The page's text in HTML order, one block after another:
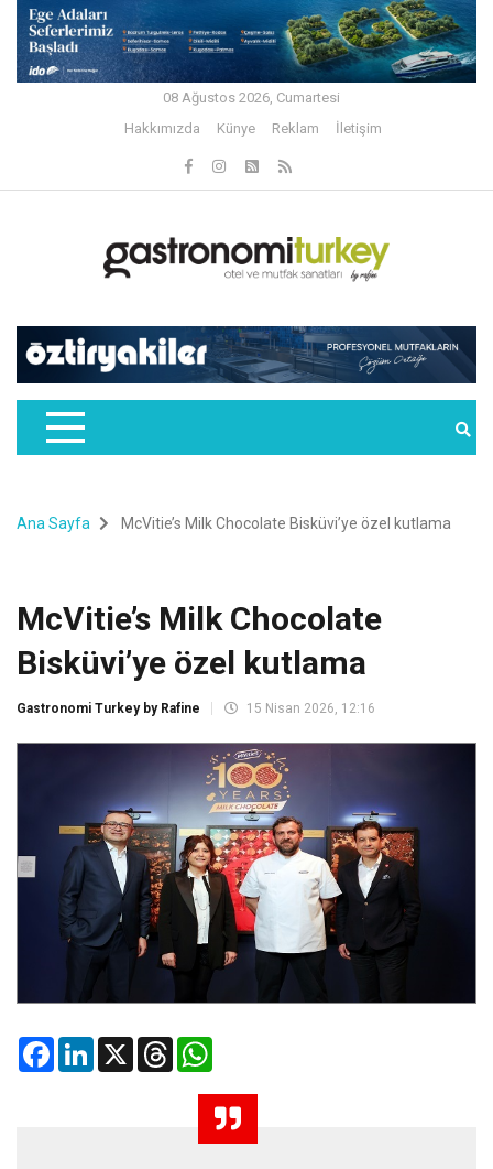
08 Ağustos 2026, Cumartesi
Hakkımızda
Künye Reklam İletişim
Ana Sayfa McVitie’s Milk Chocolate Bisküvi’ye özel kutlama
McVitie’s Milk Chocolate
Bisküvi’ye özel kutlama
Gastronomi Turkey by Rafine 15 Nisan 2026, 12:16
FacebookLinkedIn
X Threads